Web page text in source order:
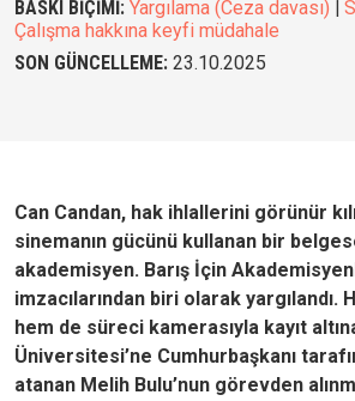
BASKI BİÇİMİ: Yargılama (Ceza davası)
Çalışma hakkına keyfi müdahale
SON GÜNCELLEME: 23.10.2025
Can Candan, hak ihlallerini görünür
sinemanın gücünü kullanan bir
akademisyen. Barış İçin
imzacılarından biri olarak yargılandı.
hem de süreci kamerasıyla kayıt
Üniversitesi’ne Cumhurbaşkanı
atanan Melih Bulu’nun görevden